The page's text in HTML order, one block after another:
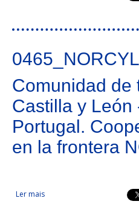
Comunidad de
Castilla y León
Portugal.
en la frontera
Ler mais acerca de Comunidad de
Portugal. Cooperación